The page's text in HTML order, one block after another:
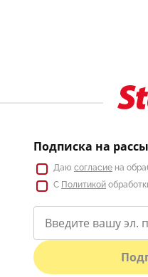
Подписка на
Даю согласие на
С Политикой